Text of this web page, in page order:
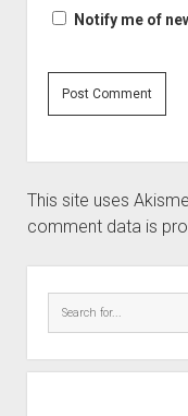
Notify me of
This site uses
comment data is